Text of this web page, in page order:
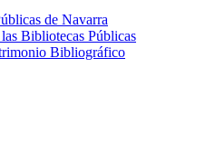
de Navarra
Bibliotecas Públicas
Bibliográfico